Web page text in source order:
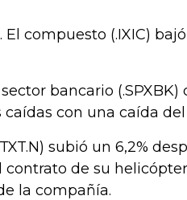
El compuesto (.IXIC)
bancario (.SPXBK)
caídas con una caída del
subió un 6,2%
contrato de su
la compañía.